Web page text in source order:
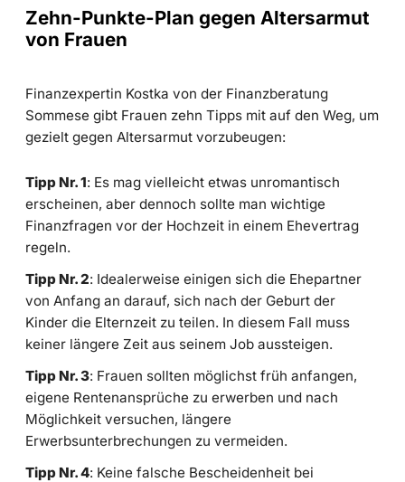
Zehn-Punkte-Plan gegen Altersarmut
von Frauen
Finanzexpertin Kostka von der Finanzberatung
Sommese gibt Frauen zehn Tipps mit auf den Weg, um
gezielt gegen Altersarmut vorzubeugen:
Tipp Nr. 1: Es mag vielleicht etwas unromantisch
erscheinen, aber dennoch sollte man wichtige
Finanzfragen vor der Hochzeit in einem Ehevertrag
regeln.
Tipp Nr. 2: Idealerweise einigen sich die Ehepartner
von Anfang an darauf, sich nach der Geburt der
Kinder die Elternzeit zu teilen. In diesem Fall muss
keiner längere Zeit aus seinem Job aussteigen.
Tipp Nr. 3: Frauen sollten möglichst früh anfangen,
eigene Rentenansprüche zu erwerben und nach
Möglichkeit versuchen, längere
Erwerbsunterbrechungen zu vermeiden.
Tipp Nr. 4: Keine falsche Bescheidenheit bei